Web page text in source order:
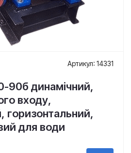
Артикул: 14331
90б динамічний,
входу,
горизонтальний,
для води